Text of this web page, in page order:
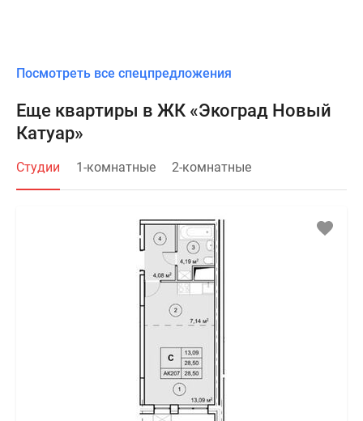
Посмотреть все спецпредложения
Еще квартиры в ЖК «Экоград Новый
Катуар»
Студии 1-комнатные 2-комнатные